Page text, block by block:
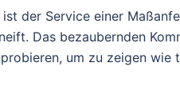
ist der Service einer
Das bezaubernden
um zu zeigen